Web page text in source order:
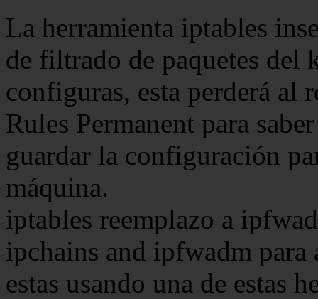
La herramienta iptables
de filtrado de paquetes
configuras, esta perderá
Rules Permanent para
guardar la configuración
máquina.
iptables reemplazo a
ipchains and ipfwadm
estas usando una de estas